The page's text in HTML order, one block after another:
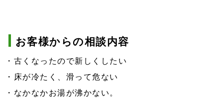
お客様からの相談内容
・古くなったので新しくしたい
・床が冷たく、滑って危ない
・なかなかお湯が沸かない。